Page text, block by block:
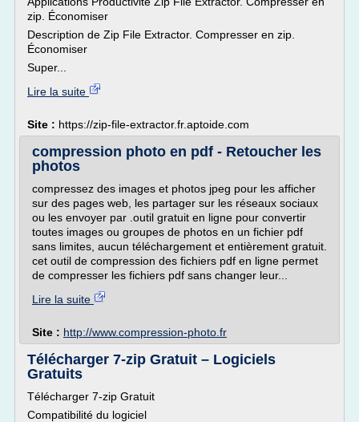
zip. Économiser
Description de Zip File Extractor. Compresser en zip.
Économiser
Super...
Lire la suite
Site : https://zip-file-extractor.fr.aptoide.com
compression photo en pdf - Retoucher les
photos
compressez des images et photos jpeg pour les afficher
sur des pages web, les partager sur les réseaux sociaux
ou les envoyer par .outil gratuit en ligne pour convertir
toutes images ou groupes de photos en un fichier pdf
sans limites, aucun téléchargement et entièrement gratuit.
cet outil de compression des fichiers pdf en ligne permet
de compresser les fichiers pdf sans changer leur...
Lire la suite
Site : http://www.compression-photo.fr
Télécharger 7-zip Gratuit – Logiciels
Gratuits
Télécharger 7-zip Gratuit
Compatibilité du logiciel